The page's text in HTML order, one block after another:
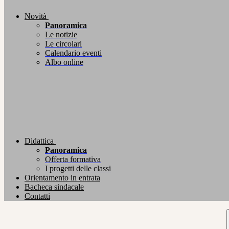
Novità
Panoramica
Le notizie
Le circolari
Calendario eventi
Albo online
Didattica
Panoramica
Offerta formativa
I progetti delle classi
Orientamento in entrata
Bacheca sindacale
Contatti